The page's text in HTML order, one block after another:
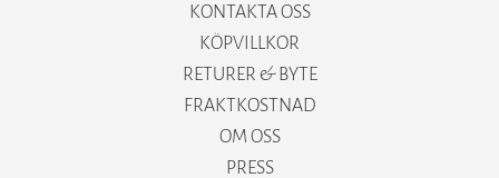
KONTAKTA OSS
KÖPVILLKOR
RETURER & BYTE
FRAKTKOSTNAD
OM OSS
PRESS